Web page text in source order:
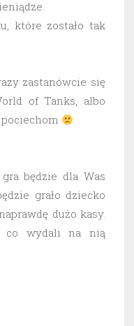
które zostało tak
zastanówcie się
of Tanks, albo
będzie dla Was
grało dziecko
dużo kasy.
co wydali na nią